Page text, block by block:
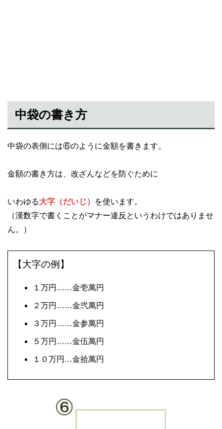
中袋の書き方
中袋の表側には⑥のように金額を書きます。
金額の書き方は、改ざんなどを防ぐために
いわゆる大字（だいじ）
を使います。
（漢数字で書くことがマナー違反というわけではありませ
ん。）
【大字の例】
１万円……金壱萬円
２万円……金弐萬円
３万円……金参萬円
５万円……金伍萬円
１０万円…金拾萬円